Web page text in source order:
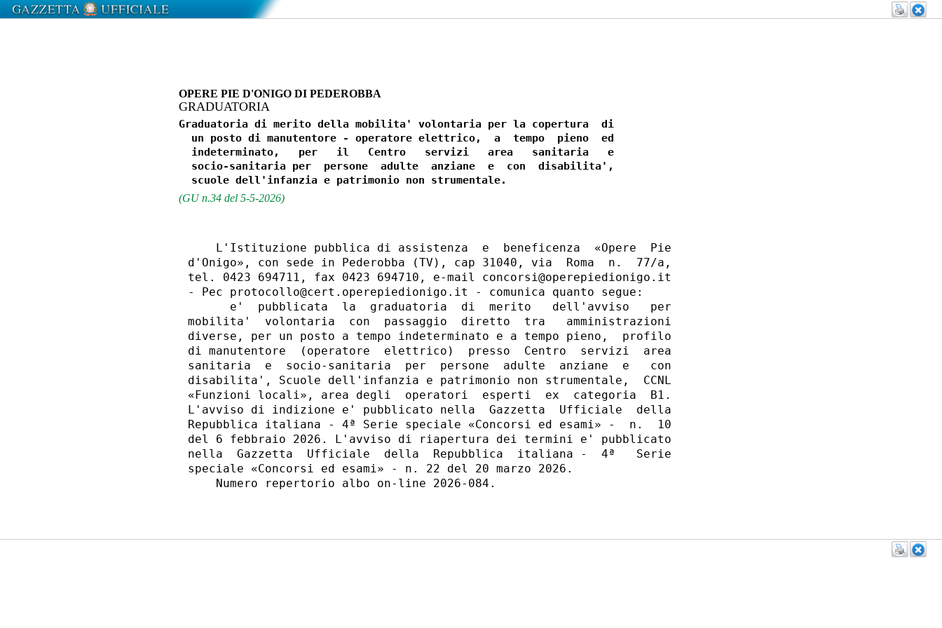
OPERE PIE D'ONIGO DI PEDEROBBA
GRADUATORIA
Graduatoria di merito della mobilita' volontaria per la copertura  di
  un posto di manutentore - operatore elettrico,  a  tempo  pieno  ed
  indeterminato,   per   il   Centro   servizi   area   sanitaria   e
  socio-sanitaria per  persone  adulte  anziane  e  con  disabilita',
(GU n.34 del 5-5-2026)
    L'Istituzione pubblica di assistenza  e  beneficenza  «Opere  Pie
d'Onigo», con sede in Pederobba (TV), cap 31040, via  Roma  n.  77/a,
tel. 0423 694711, fax 0423 694710, e-mail concorsi@operepiedionigo.it
- Pec protocollo@cert.operepiedionigo.it - comunica quanto segue:
      e'  pubblicata  la  graduatoria  di  merito   dell'avviso   per
mobilita'  volontaria  con  passaggio  diretto  tra   amministrazioni
diverse, per un posto a tempo indeterminato e a tempo pieno,  profilo
di manutentore  (operatore  elettrico)  presso  Centro  servizi  area
sanitaria  e  socio-sanitaria  per  persone  adulte  anziane  e   con
disabilita', Scuole dell'infanzia e patrimonio non strumentale,  CCNL
«Funzioni locali», area degli  operatori  esperti  ex  categoria  B1.
L'avviso di indizione e' pubblicato nella  Gazzetta  Ufficiale  della
Repubblica italiana - 4ª Serie speciale «Concorsi ed esami» -  n.  10
del 6 febbraio 2026. L'avviso di riapertura dei termini e' pubblicato
nella  Gazzetta  Ufficiale  della  Repubblica  italiana -  4ª   Serie
speciale «Concorsi ed esami» - n. 22 del 20 marzo 2026.
    Numero repertorio albo on-line 2026-084.